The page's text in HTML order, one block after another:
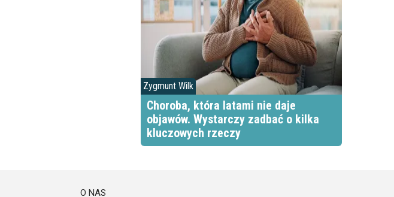
Zygmunt Wilk
Choroba, która latami nie daje
objawów. Wystarczy zadbać o kilka
kluczowych rzeczy
O NAS